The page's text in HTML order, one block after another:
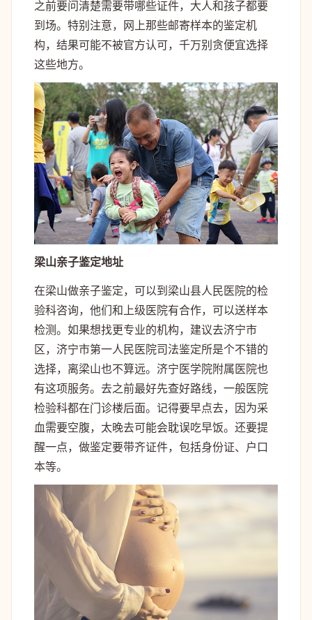
之前要问清楚需要带哪些证件，大人和孩子都要
到场。特别注意，网上那些邮寄样本的鉴定机
构，结果可能不被官方认可，千万别贪便宜选择
这些地方。
梁山亲子鉴定地址
在梁山做亲子鉴定，可以到梁山县人民医院的检
验科咨询，他们和上级医院有合作，可以送样本
检测。如果想找更专业的机构，建议去济宁市
区，济宁市第一人民医院司法鉴定所是个不错的
选择，离梁山也不算远。济宁医学院附属医院也
有这项服务。去之前最好先查好路线，一般医院
检验科都在门诊楼后面。记得要早点去，因为采
血需要空腹，太晚去可能会耽误吃早饭。还要提
醒一点，做鉴定要带齐证件，包括身份证、户口
本等。